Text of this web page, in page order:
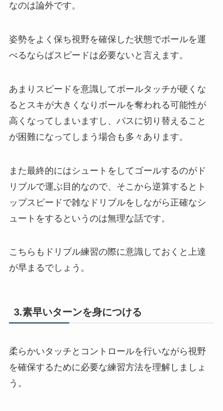
なのは論外です。
姿勢をよく保ち視野を確保した状態でボールを運
べるならばスピードは必要ないと言えます。
あまりスピードを意識してボールタッチが硬くな
るとスキが大きくなりボールを奪われる可能性が
高くなってしまいますし、パスに切り替えること
が困難になってしまう場合も多々あります。
また最終的にはシュートをしてゴールするのがド
リブルで運ぶ目的なので、そこから逆算するとト
ップスピードで雑なドリブルをしながら正確なシ
ュートをするというのは無理な話です。
こちらもドリブル練習の際に意識しておくと上達
が早まるでしょう。
3.素早いターンを身につける
柔らかいタッチとコントロールを行いながら視野
を確保するために必要な練習方法を理解しましょ
う。